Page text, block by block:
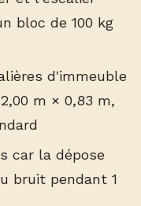
bloc de 100 kg
d'immeuble
m × 0,83 m,
car la dépose
bruit pendant 1